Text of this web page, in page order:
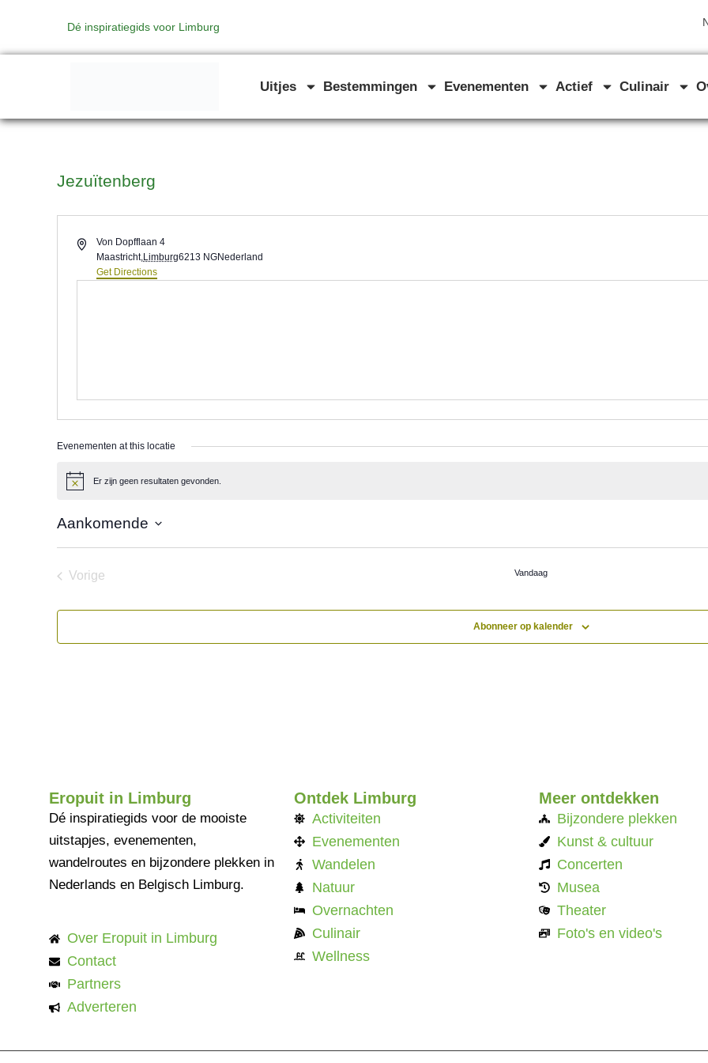
de
Dé inspiratiegids voor Limburg
Uitjes Bestemmingen Evenementen Actief Culinair
Jezuïtenberg
AddressVon Dopfflaan 4
Maastricht,Limburg6213 NGNederland
Get Directions
Evenementen at this locatie
Bericht Er zijn geen resultaten gevonden.
Aankomende
datum.
Vorige
Vandaag
Abonneer op kalender
Eropuit in Limburg
Dé inspiratiegids voor de mooiste
uitstapjes, evenementen,
wandelroutes en bijzondere plekken in
Nederlands en Belgisch Limburg.
Over Eropuit in Limburg
Contact
Partners
Adverteren
Ontdek Limburg
Activiteiten
Evenementen
Wandelen
Natuur
Overnachten
Culinair
Wellness
Meer ontdekken
Bijzondere plekken
Kunst & cultuur
Concerten
Musea
Theater
Foto's en video's